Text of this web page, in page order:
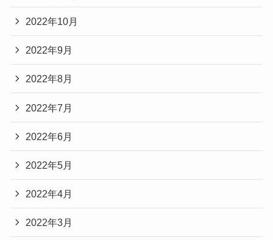
2022年10月
2022年9月
2022年8月
2022年7月
2022年6月
2022年5月
2022年4月
2022年3月